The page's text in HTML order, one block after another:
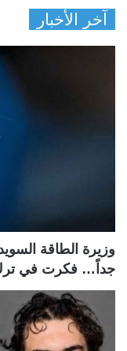
آخر الأخبار
وزيرة الطاقة
جداً… فكرت في